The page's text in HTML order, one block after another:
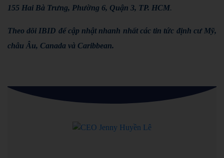
155 Hai Bà Trưng, Phường 6, Quận 3, TP. HCM.
Theo dõi IBID để cập nhật nhanh nhất các tin tức định cư Mỹ,
châu Âu, Canada và Caribbean.